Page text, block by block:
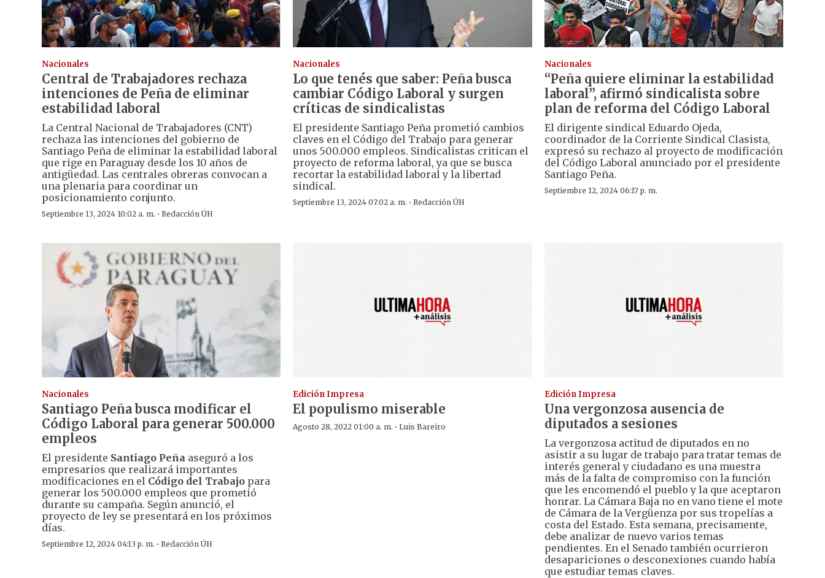
Nacionales
Central de Trabajadores rechaza
intenciones de Peña de eliminar
estabilidad laboral
La Central Nacional de Trabajadores (CNT)
rechaza las intenciones del gobierno de
Santiago Peña de eliminar la estabilidad laboral
que rige en Paraguay desde los 10 años de
antigüedad. Las centrales obreras convocan a
una plenaria para coordinar un
posicionamiento conjunto.
Septiembre 13, 2024 10:02 a. m. · Redacción ÚH
Nacionales
Lo que tenés que saber: Peña busca
cambiar Código Laboral y surgen
críticas de sindicalistas
El presidente Santiago Peña prometió cambios
claves en el Código del Trabajo para generar
unos 500.000 empleos. Sindicalistas critican el
proyecto de reforma laboral, ya que se busca
recortar la estabilidad laboral y la libertad
sindical.
Septiembre 13, 2024 07:02 a. m. ·Redacción ÚH
Nacionales
“Peña quiere eliminar la estabilidad
laboral”, afirmó sindicalista sobre
plan de reforma del Código Laboral
El dirigente sindical Eduardo Ojeda,
coordinador de la Corriente Sindical Clasista,
expresó su rechazo al proyecto de modificación
del Código Laboral anunciado por el presidente
Santiago Peña.
Septiembre 12, 2024 06:17 p. m.
Nacionales
Santiago Peña busca modificar el
Código Laboral para generar 500.000
empleos
El presidente Santiago Peña aseguró a los
empresarios que realizará importantes
modificaciones en el Código del Trabajo para
generar los 500.000 empleos que prometió
durante su campaña. Según anunció, el
proyecto de ley se presentará en los próximos
días.
Septiembre 12, 2024 04:13 p. m. · Redacción ÚH
Edición Impresa
El populismo miserable
Agosto 28, 2022 01:00 a. m. ·Luis Bareiro
Edición Impresa
Una vergonzosa ausencia de
diputados a sesiones
La vergonzosa actitud de diputados en no
asistir a su lugar de trabajo para tratar temas de
interés general y ciudadano es una muestra
más de la falta de compromiso con la función
que les encomendó el pueblo y la que aceptaron
honrar. La Cámara Baja no en vano tiene el mote
de Cámara de la Vergüenza por sus tropelías a
costa del Estado. Esta semana, precisamente,
debe analizar de nuevo varios temas
pendientes. En el Senado también ocurrieron
desapariciones o desconexiones cuando había
que estudiar temas claves.